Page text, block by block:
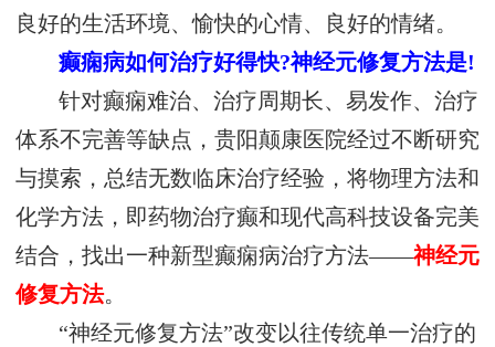
良好的生活环境、愉快的心情、良好的情绪。
癫痫病如何治疗好得快?神经元修复方法是!
针对癫痫难治、治疗周期长、易发作、治疗
体系不完善等缺点，贵阳颠康医院经过不断研究
与摸索，总结无数临床治疗经验，将物理方法和
化学方法，即药物治疗癫和现代高科技设备完美
结合，找出一种新型癫痫病治疗方法——神经元
修复方法。
“神经元修复方法”改变以往传统单一治疗的